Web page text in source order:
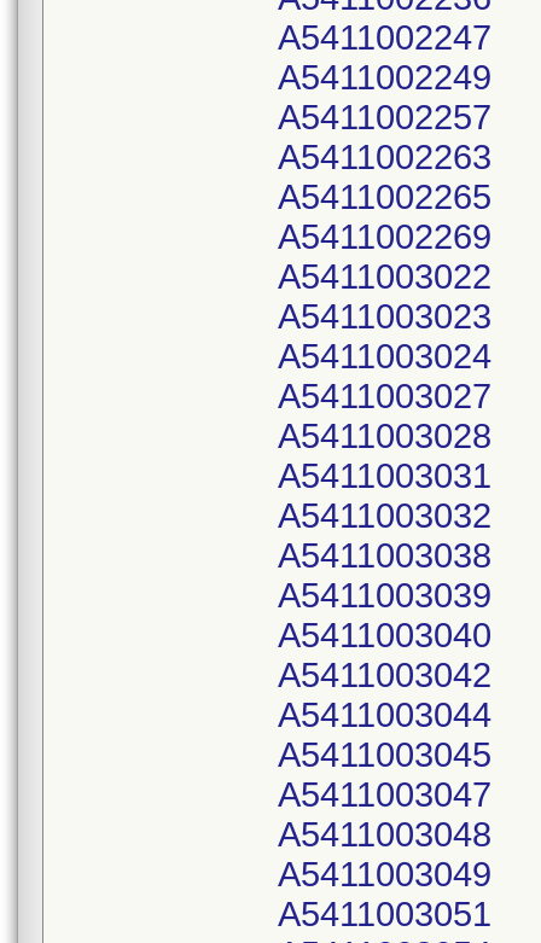
A5411002247
A5411002249
A5411002257
A5411002263
A5411002265
A5411002269
A5411003022
A5411003023
A5411003024
A5411003027
A5411003028
A5411003031
A5411003032
A5411003038
A5411003039
A5411003040
A5411003042
A5411003044
A5411003045
A5411003047
A5411003048
A5411003049
A5411003051